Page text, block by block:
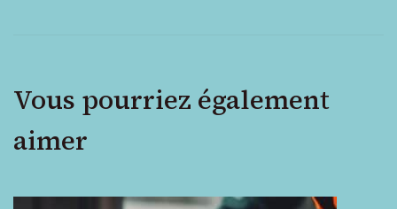
Vous pourriez également
aimer